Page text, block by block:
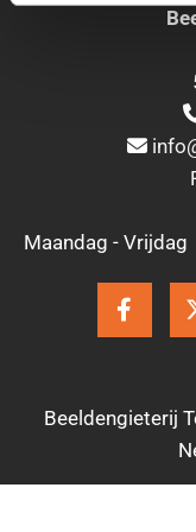

Maandag - Vrijdag
Beeldengieterij